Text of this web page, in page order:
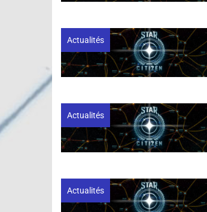
Actualités
Actualités
Actualités